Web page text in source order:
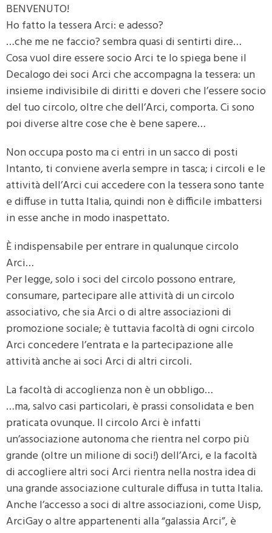
BENVENUTO!
Ho fatto la tessera Arci: e adesso?
…che me ne faccio? sembra quasi di sentirti dire…
Cosa vuol dire essere socio Arci te lo spiega bene il
Decalogo dei soci Arci che accompagna la tessera: un
insieme indivisibile di diritti e doveri che l’essere socio
del tuo circolo, oltre che dell’Arci, comporta. Ci sono
poi diverse altre cose che è bene sapere…
Non occupa posto ma ci entri in un sacco di posti
Intanto, ti conviene averla sempre in tasca; i circoli e le
attività dell’Arci cui accedere con la tessera sono tante
e diffuse in tutta Italia, quindi non è difficile imbattersi
in esse anche in modo inaspettato.
È indispensabile per entrare in qualunque circolo
Arci…
Per legge, solo i soci del circolo possono entrare,
consumare, partecipare alle attività di un circolo
associativo, che sia Arci o di altre associazioni di
promozione sociale; è tuttavia facoltà di ogni circolo
Arci concedere l’entrata e la partecipazione alle
attività anche ai soci Arci di altri circoli.
La facoltà di accoglienza non è un obbligo…
…ma, salvo casi particolari, è prassi consolidata e ben
praticata ovunque. Il circolo Arci è infatti
un’associazione autonoma che rientra nel corpo più
grande (oltre un milione di soci!) dell’Arci, e la facoltà
di accogliere altri soci Arci rientra nella nostra idea di
una grande associazione culturale diffusa in tutta Italia.
Anche l’accesso a soci di altre associazioni, come Uisp,
ArciGay o altre appartenenti alla “galassia Arci”, è